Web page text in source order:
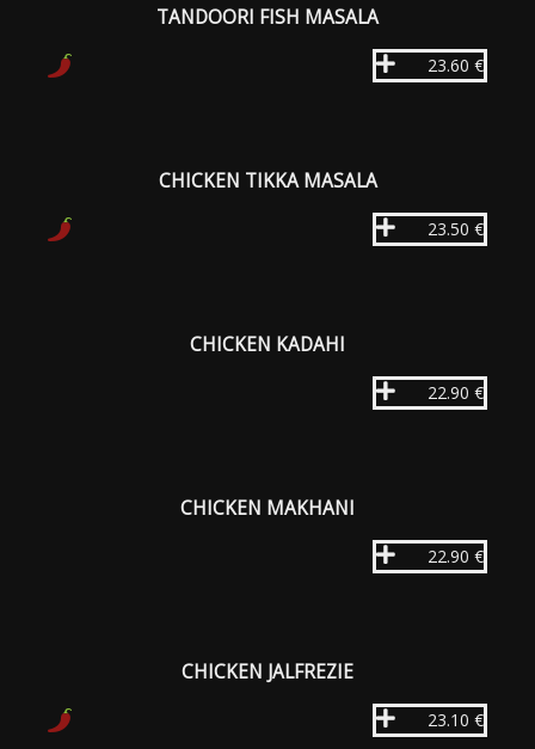
TANDOORI FISH MASALA
23.60 €
CHICKEN TIKKA MASALA
23.50 €
CHICKEN KADAHI
22.90 €
CHICKEN MAKHANI
22.90 €
CHICKEN JALFREZIE
23.10 €